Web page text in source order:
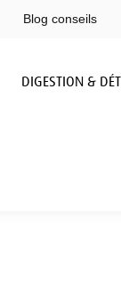
Blog conseils
DIGESTION &